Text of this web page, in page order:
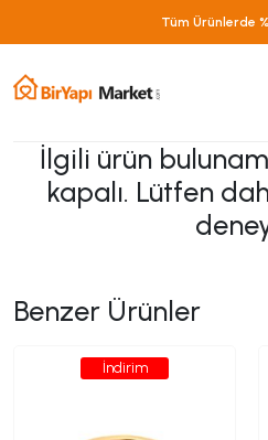
Tüm Ürünlerde
İlgili ürün
kapalı. Lütfen
Benzer Ürünler
İndirim